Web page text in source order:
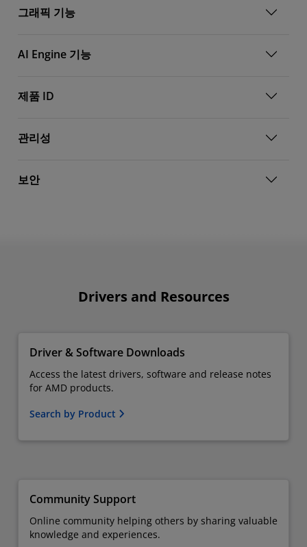
그래픽 기능
AI Engine 기능
제품 ID
관리성
보안
Drivers and Resources
Driver & Software Downloads
Access the latest drivers, software and release notes
for AMD products.
Search by Product
Community Support
Online community helping others by sharing valuable
knowledge and experiences.